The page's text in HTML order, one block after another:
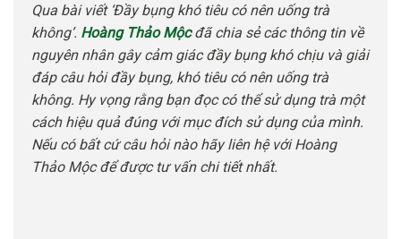
Qua bài viết ‘Đầy bụng khó tiêu có nên uống trà
không’. Hoàng Thảo Mộcđã chia sẻ các thông tin về
nguyên nhân gây cảm giác đầy bụng khó chịu và giải
đáp câu hỏi đầy bụng, khó tiêu có nên uống trà
không. Hy vọng rằng bạn đọc có thể sử dụng trà một
cách hiệu quả đúng với mục đích sử dụng của mình.
Nếu có bất cứ câu hỏi nào hãy liên hệ với Hoàng
Thảo Mộc để được tư vấn chi tiết nhất.